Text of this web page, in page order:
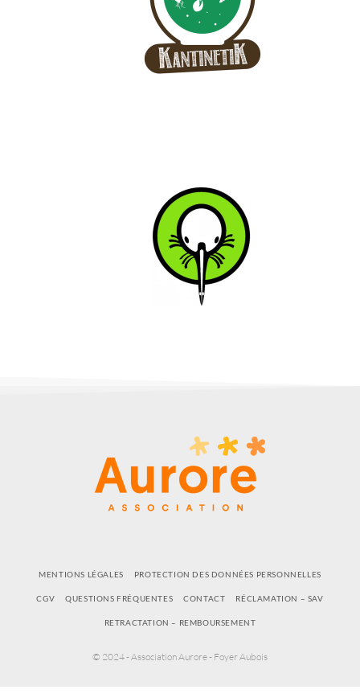
MENTIONS LÉGALES PROTECTION DES DONNÉES PERSONNELLES
CGV QUESTIONS FRÉQUENTES CONTACT RÉCLAMATION – SAV
RETRACTATION – REMBOURSEMENT
© 2024 - Association Aurore - Foyer Aubois